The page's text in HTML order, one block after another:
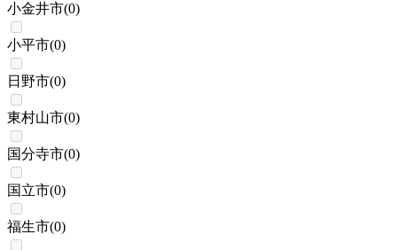
小金井市(0)
小平市(0)
日野市(0)
東村山市(0)
国分寺市(0)
国立市(0)
福生市(0)